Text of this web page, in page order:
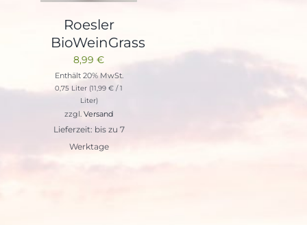
Roesler
BioWeinGrass
8,99€
Enthält 20% MwSt.
0,75 Liter (11,99€ / 1
Liter)
zzgl.Versand
Lieferzeit: bis zu 7
Werktage